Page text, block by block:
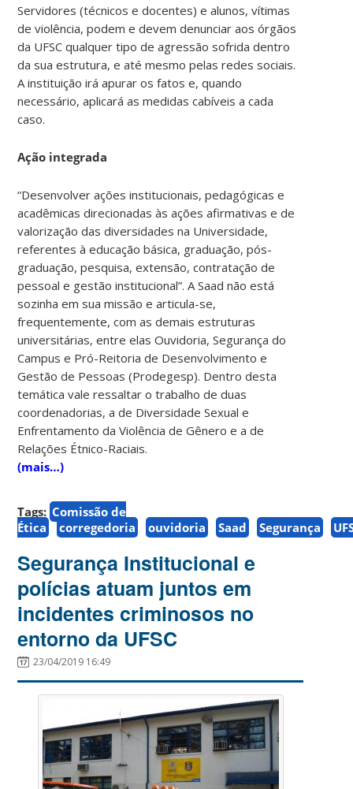
Servidores (técnicos e docentes) e alunos, vítimas
de violência, podem e devem denunciar aos órgãos
da UFSC qualquer tipo de agressão sofrida dentro
da sua estrutura, e até mesmo pelas redes sociais.
A instituição irá apurar os fatos e, quando
necessário, aplicará as medidas cabíveis a cada
caso.
Ação integrada
“Desenvolver ações institucionais, pedagógicas e
acadêmicas direcionadas às ações afirmativas e de
valorização das diversidades na Universidade,
referentes à educação básica, graduação, pós-
graduação, pesquisa, extensão, contratação de
pessoal e gestão institucional”. A Saad não está
sozinha em sua missão e articula-se,
frequentemente, com as demais estruturas
universitárias, entre elas Ouvidoria, Segurança do
Campus e Pró-Reitoria de Desenvolvimento e
Gestão de Pessoas (Prodegesp). Dentro desta
temática vale ressaltar o trabalho de duas
coordenadorias, a de Diversidade Sexual e
Enfrentamento da Violência de Gênero e a de
Relações Étnico-Raciais.
(mais…)
Tags: Comissão de
Ética
corregedoria ouvidoria Saad Segurança
Segurança Institucional e
polícias atuam juntos em
incidentes criminosos no
entorno da UFSC
23/04/2019 16:49